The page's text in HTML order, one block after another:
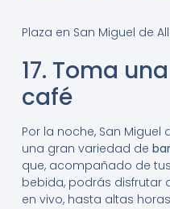
Plaza en San Miguel de
17. Toma
café
Por la noche, San
una gran variedad de
que, acompañado de
bebida, podrás disfrutar
en vivo, hasta altas